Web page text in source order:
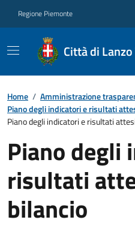
Regione Piemonte
Città di
Home / Amministrazione
Piano degli indicatori e risultati
Piano degli indicatori e risultati
Piano degli
risultati
bilancio